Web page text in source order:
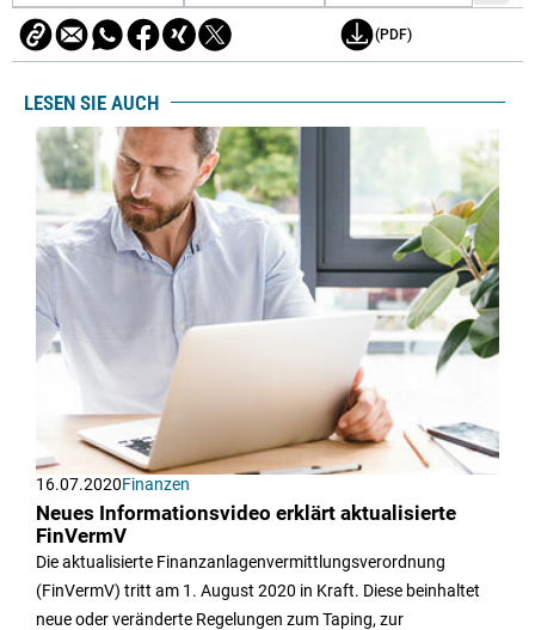
(PDF)
LESEN SIE AUCH
16.07.2020Finanzen
Neues Informationsvideo erklärt aktualisierte
FinVermV
Die aktualisierte Finanzanlagenvermittlungsverordnung
(FinVermV) tritt am 1. August 2020 in Kraft. Diese beinhaltet
neue oder veränderte Regelungen zum Taping, zur